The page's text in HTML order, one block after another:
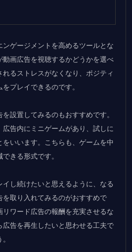
ゲージメントを高めるツールとな
動画広告を視聴するかどうかを選べ
るストレスがなくなり、ポジティ
プレイできるのです。
設置してみるのもおすすめです。
告内にミニゲームがあり、試しに
いいます。こちらも、ゲームを中
きる形式です。
し続けたいと思えるように、なる
取り入れてみるのがおすすめで
ワード広告の報酬を充実させるな
広告を再生したいと思わせる工夫で